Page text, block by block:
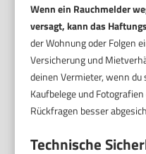
Wenn ein Rauchmelder
versagt, kann das
der Wohnung oder Folgen
Versicherung und
deinen Vermieter, wenn
Kaufbelege und
Rückfragen besser
Technische